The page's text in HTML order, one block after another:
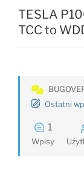
TESLA
TCC to
Ostatni
1
Wpisy